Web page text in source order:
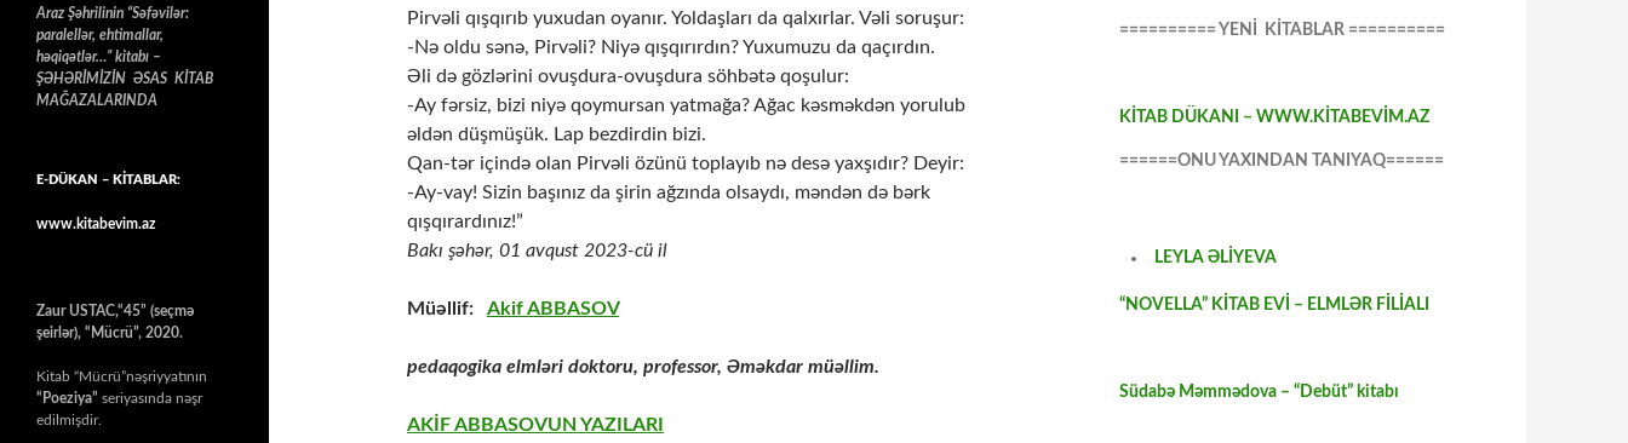
Pirvəli qışqırıb yuxudan oyanır. Yoldaşları da qalxırlar. Vəli soruşur:
-Nə oldu sənə, Pirvəli? Niyə qışqırırdın? Yuxumuzu da qaçırdın.
Əli də gözlərini ovuşdura-ovuşdura söhbətə qoşulur:
-Ay fərsiz, bizi niyə qoymursan yatmağa? Ağac kəsməkdən yorulub
əldən düşmüşük. Lap bezdirdin bizi.
Qan-tər içində olan Pirvəli özünü toplayıb nə desə yaxşıdır? Deyir:
-Ay-vay! Sizin başınız da şirin ağzında olsaydı, məndən də bərk
qışqırardınız!”
Bakı şəhər, 01 avqust 2023-cü il
Müəllif: Akif ABBASOV
pedaqogika elmləri doktoru, professor, Əməkdar müəllim.
AKİF ABBASOVUN YAZILARI
========== YENİ KİTABLAR ==========
KİTAB DÜKANI – WWW.KİTABEVİM.AZ
======ONU YAXINDAN TANIYAQ======
LEYLA ƏLİYEVA
“NOVELLA” KİTAB EVİ – ELMLƏR FİLİALI
Südabə Məmmədova – “Debüt” kitabı
Araz Şəhrilinin “Səfəvilər:
paralellər, ehtimallar,
həqiqətlər…” kitabı –
ŞƏHƏRİMİZİN ƏSAS KİTAB
MAĞAZALARINDA
E-DÜKAN – KİTABLAR:
www.kitabevim.az
Zaur USTAC,“45” (seçmə
şeirlər), “Mücrü”, 2020.
Kitab “Mücrü”nəşriyyatının
“Poeziya” seriyasında nəşr
edilmişdir.